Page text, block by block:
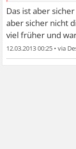
Das ist aber
aber sicher nicht
viel früher und
12.03.2013 00:25 •